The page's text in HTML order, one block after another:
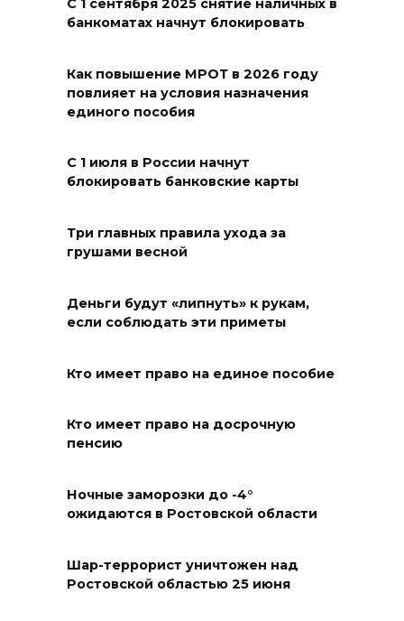
экспертов
В Новочеркасске построят
новую модульную котельную
Платовский
08 августа 2026 17:18
Это стало нашей традицией:
ростовчане установили
бездомных животных
Журналисты «ДОН 24» вышли
Островского
Сносить нельзя, сохранять
Рувинского от запустения
С 1 сентября 2025 снятие наличных в
банкоматах начнут блокировать
Как повышение МРОТ в 2026 году
повлияет на условия назначения
единого пособия
С 1 июля в России начнут
блокировать банковские карты
Три главных правила ухода за
грушами весной
Деньги будут «липнуть» к рукам,
если соблюдать эти приметы
Кто имеет право на единое пособие
Кто имеет право на досрочную
пенсию
Ночные заморозки до -4°
ожидаются в Ростовской области
Шар-террорист уничтожен над
Ростовской областью 25 июня